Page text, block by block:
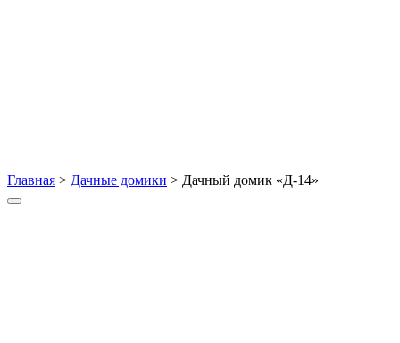
Главная > Дачные домики > Дачный домик «Д-14»